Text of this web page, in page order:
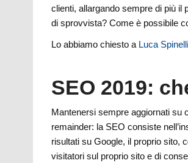
clienti, allargando sempre di più il
di sprovvista? Come è possibile
Lo abbiamo chiesto a Luca Spinelli
SEO 2019:
Mantenersi sempre aggiornati su
remainder: la SEO consiste
risultati su Google, il proprio sito,
visitatori sul proprio sito e di